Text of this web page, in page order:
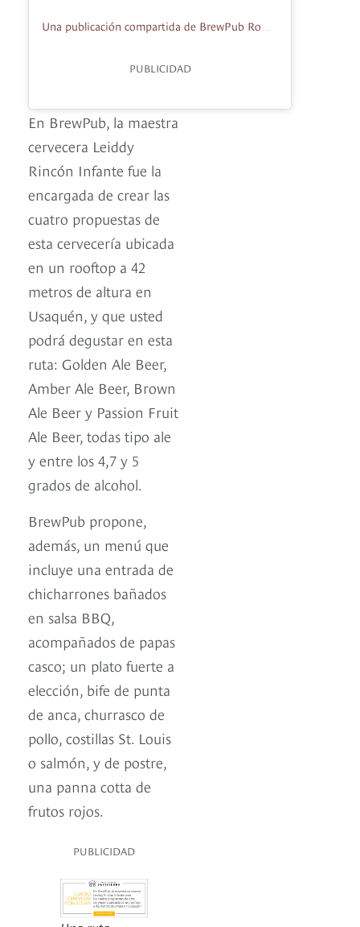
PUBLICIDAD
En BrewPub, la maestra
cervecera Leiddy
Rincón Infante fue la
encargada de crear las
cuatro propuestas de
esta cervecería ubicada
en un rooftop a 42
metros de altura en
Usaquén, y que usted
podrá degustar en esta
ruta: Golden Ale Beer,
Amber Ale Beer, Brown
Ale Beer y Passion Fruit
Ale Beer, todas tipo ale
y entre los 4,7 y 5
grados de alcohol.
BrewPub propone,
además, un menú que
incluye una entrada de
chicharrones bañados
en salsa BBQ,
acompañados de papas
casco; un plato fuerte a
elección, bife de punta
de anca, churrasco de
pollo, costillas St. Louis
o salmón, y de postre,
una panna cotta de
frutos rojos.
PUBLICIDAD